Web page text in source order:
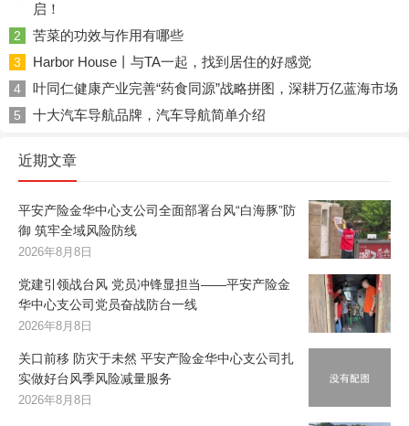
启！
2 苦菜的功效与作用有哪些
3 Harbor House丨与TA一起，找到居住的好感觉
4 叶同仁健康产业完善“药食同源”战略拼图，深耕万亿蓝海市场
5 十大汽车导航品牌，汽车导航简单介绍
近期文章
平安产险金华中心支公司全面部署台风“白海豚”防
御 筑牢全域风险防线
2026年8月8日
党建引领战台风 党员冲锋显担当——平安产险金
华中心支公司党员奋战防台一线
2026年8月8日
关口前移 防灾于未然 平安产险金华中心支公司扎
实做好台风季风险减量服务
2026年8月8日